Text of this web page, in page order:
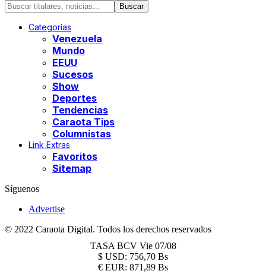
Categorías
Venezuela
Mundo
EEUU
Sucesos
Show
Deportes
Tendencias
Caraota Tips
Columnistas
Link Extras
Favoritos
Sitemap
Síguenos
Advertise
© 2022 Caraota Digital. Todos los derechos reservados
TASA BCV Vie 07/08
$ USD: 756,70 Bs
€ EUR: 871,89 Bs